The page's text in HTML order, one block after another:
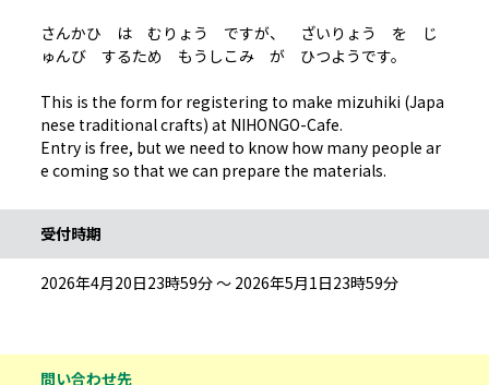
さんかひ は むりょう ですが、 ざいりょう を じ
ゅんび するため もうしこみ が ひつようです。
This is the form for registering to make mizuhiki (Japa
nese traditional crafts) at NIHONGO-Cafe.
Entry is free, but we need to know how many people ar
e coming so that we can prepare the materials.
受付時期
2026年4月20日23時59分 ～ 2026年5月1日23時59分
問い合わせ先